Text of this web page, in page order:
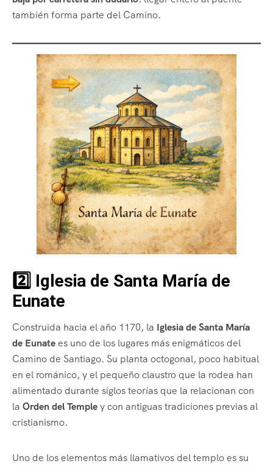
también forma parte del Camino.
2️⃣ Iglesia de Santa María de
Eunate
Construida hacia el año 1170, la Iglesia de Santa María
de Eunatees uno de los lugares más enigmáticos del
Camino de Santiago. Su planta octogonal, poco habitual
en el románico, y el pequeño claustro que la rodea han
alimentado durante siglos teorías que la relacionan con
la Orden del Templey con antiguas tradiciones previas al
cristianismo.
Uno de los elementos más llamativos del templo es su